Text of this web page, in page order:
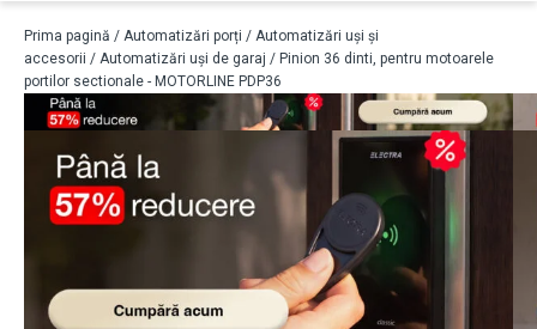
Prima pagină / Automatizări porți / Automatizări uși și
accesorii / Automatizări uși de garaj / Pinion 36 dinti, pentru motoarele
portilor sectionale - MOTORLINE PDP36